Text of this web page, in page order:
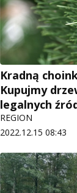
Kradną
Kupujmy
legalnych
REGION
2022.12.15 08:43